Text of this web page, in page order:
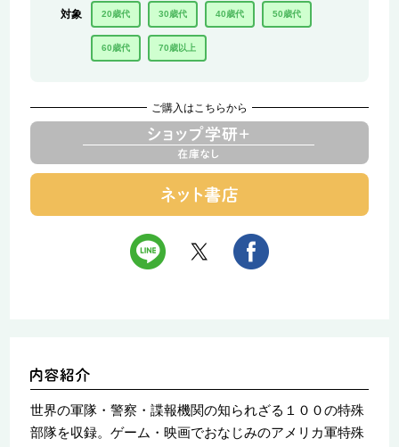
対象 20歳代 30歳代 40歳代 50歳代
60歳代 70歳以上
ご購入はこちらから
世界の軍隊・警察・諜報機関の知られざる１００の特殊
部隊を収録。ゲーム・映画でおなじみのアメリカ軍特殊